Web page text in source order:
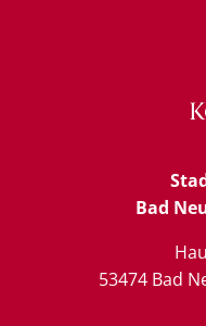
Bad
53474 Bad